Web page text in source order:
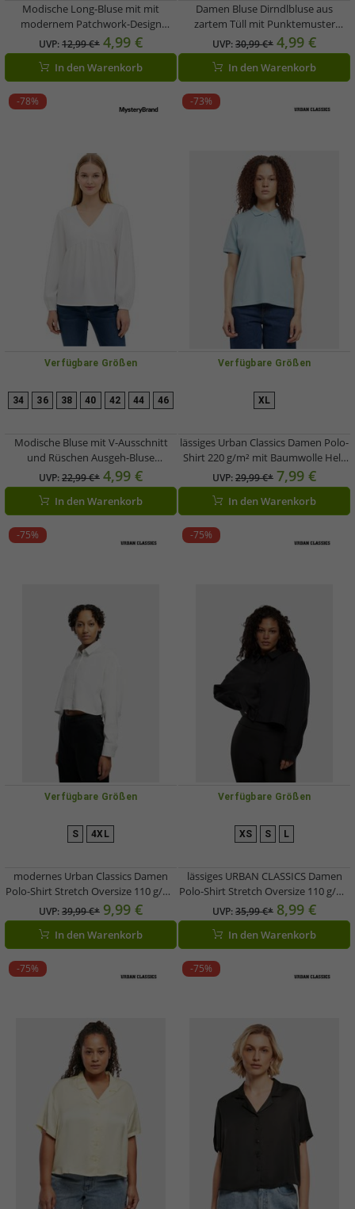
Modische Long-Bluse mit mit
modernem Patchwork-Design
Hemd-Bluse Langarm-Bluse 913770
Weiß/Schwarz
UVP:12,99 €* 4,99 €
In den Warenkorb
Damen Bluse Dirndlbluse aus
zartem Tüll mit Punktemuster
Trachtenmode 975562 Weiß
UVP:30,99 €* 4,99 €
In den Warenkorb
-78%
Verfügbare Größen
34 36 38 40 42 44 46
Modische Bluse mit V-Ausschnitt
und Rüschen Ausgeh-Bluse
Langarm-Bluse 925799 Weiß
UVP:22,99 €* 4,99 €
In den Warenkorb
-73%
Verfügbare Größen
XL
lässiges Urban Classics Damen Polo-
Shirt 220 g/m² mit Baumwolle Hell-
Blau
UVP:29,99 €* 7,99 €
In den Warenkorb
-75%
Verfügbare Größen
S 4XL
modernes Urban Classics Damen
Polo-Shirt Stretch Oversize 110 g/m²
mit Baumwolle Weiß
UVP:39,99 €* 9,99 €
In den Warenkorb
-75%
Verfügbare Größen
XS S L
lässiges URBAN CLASSICS Damen
Polo-Shirt Stretch Oversize 110 g/m²
mit Baumwolle Schwarz
UVP:35,99 €* 8,99 €
In den Warenkorb
-75% -75%